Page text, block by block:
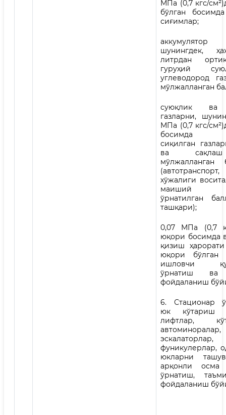
МПа (0,7 кгс/
бўлган
сиғимлар;
аккумулятор
шунингдек,
литрдан
гуруҳий
углеводород
мўлжалланган
суюқлик ва
газларни,
МПа (0,7 кгс/
босимда
сиқилган
ва
мўлжалланган
хўжалиги
маиший
ўрнатилган
ташқари);
0,07 МПа (0,7
юқори босимда
қизиш ҳарорати
юқори бўлган
ишловчи
ўрнатиш ва
фойдаланиш
6. Стационар
юк кўтариш
лифтлар,
автоминоралар,
эскалаторлар,
фуникулерлар,
юкларни
арқонли осма
ўрнатиш,
фойдаланиш